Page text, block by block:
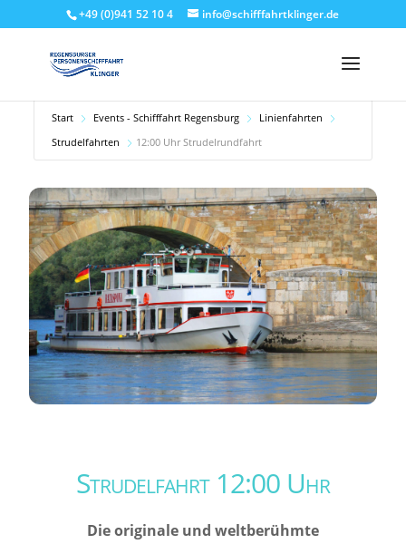
+49 (0)941 52 10 4 info@schifffahrtklinger.de
Start Events - Schifffahrt Regensburg
Linienfahrten
Strudelfahrten
12:00 Uhr Strudelrundfahrt
Strudelfahrt 12:00 Uhr
Die originale und weltberühmte